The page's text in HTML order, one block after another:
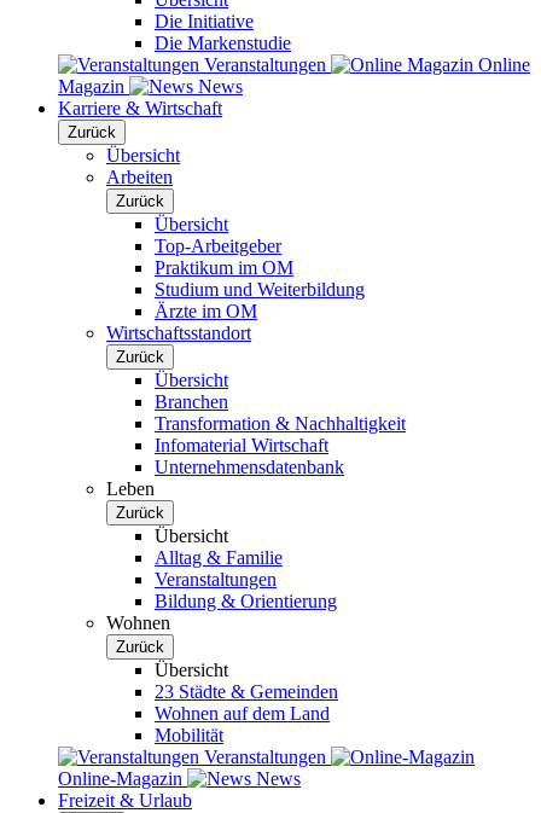
Die Initiative
Die Markenstudie
Veranstaltungen
Online
Magazin
News
Karriere & Wirtschaft
Zurück
Übersicht
Arbeiten
Zurück
Übersicht
Top-Arbeitgeber
Praktikum im OM
Studium und Weiterbildung
Ärzte im OM
Wirtschaftsstandort
Zurück
Übersicht
Branchen
Transformation & Nachhaltigkeit
Infomaterial Wirtschaft
Unternehmensdatenbank
Leben
Zurück
Übersicht
Alltag & Familie
Veranstaltungen
Bildung & Orientierung
Wohnen
Zurück
Übersicht
23 Städte & Gemeinden
Wohnen auf dem Land
Mobilität
Veranstaltungen
Online-Magazin
News
Freizeit & Urlaub